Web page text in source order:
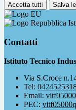
Accetta tutti Salva
Contatti
Istituto Tecnico
Via S.Croce
Tel:
Email:
PEC: